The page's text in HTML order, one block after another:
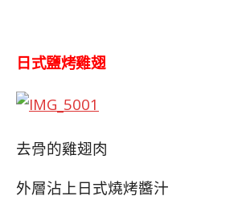
日式鹽烤雞翅
去骨的雞翅肉
外層沾上日式燒烤醬汁